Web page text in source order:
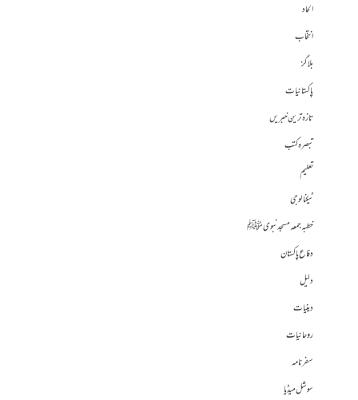
الحاد
انتخاب
بلاگز
پاکستانیات
تازہ ترین خبریں
تبصرہ کتب
تعلیم
ٹیکنالوجی
خطبہ جمعہ مسجد نبوی ﷺ
دفاع پاکستان
دلیل
دینیات
روحانیات
سفرنامہ
سوشل میڈیا